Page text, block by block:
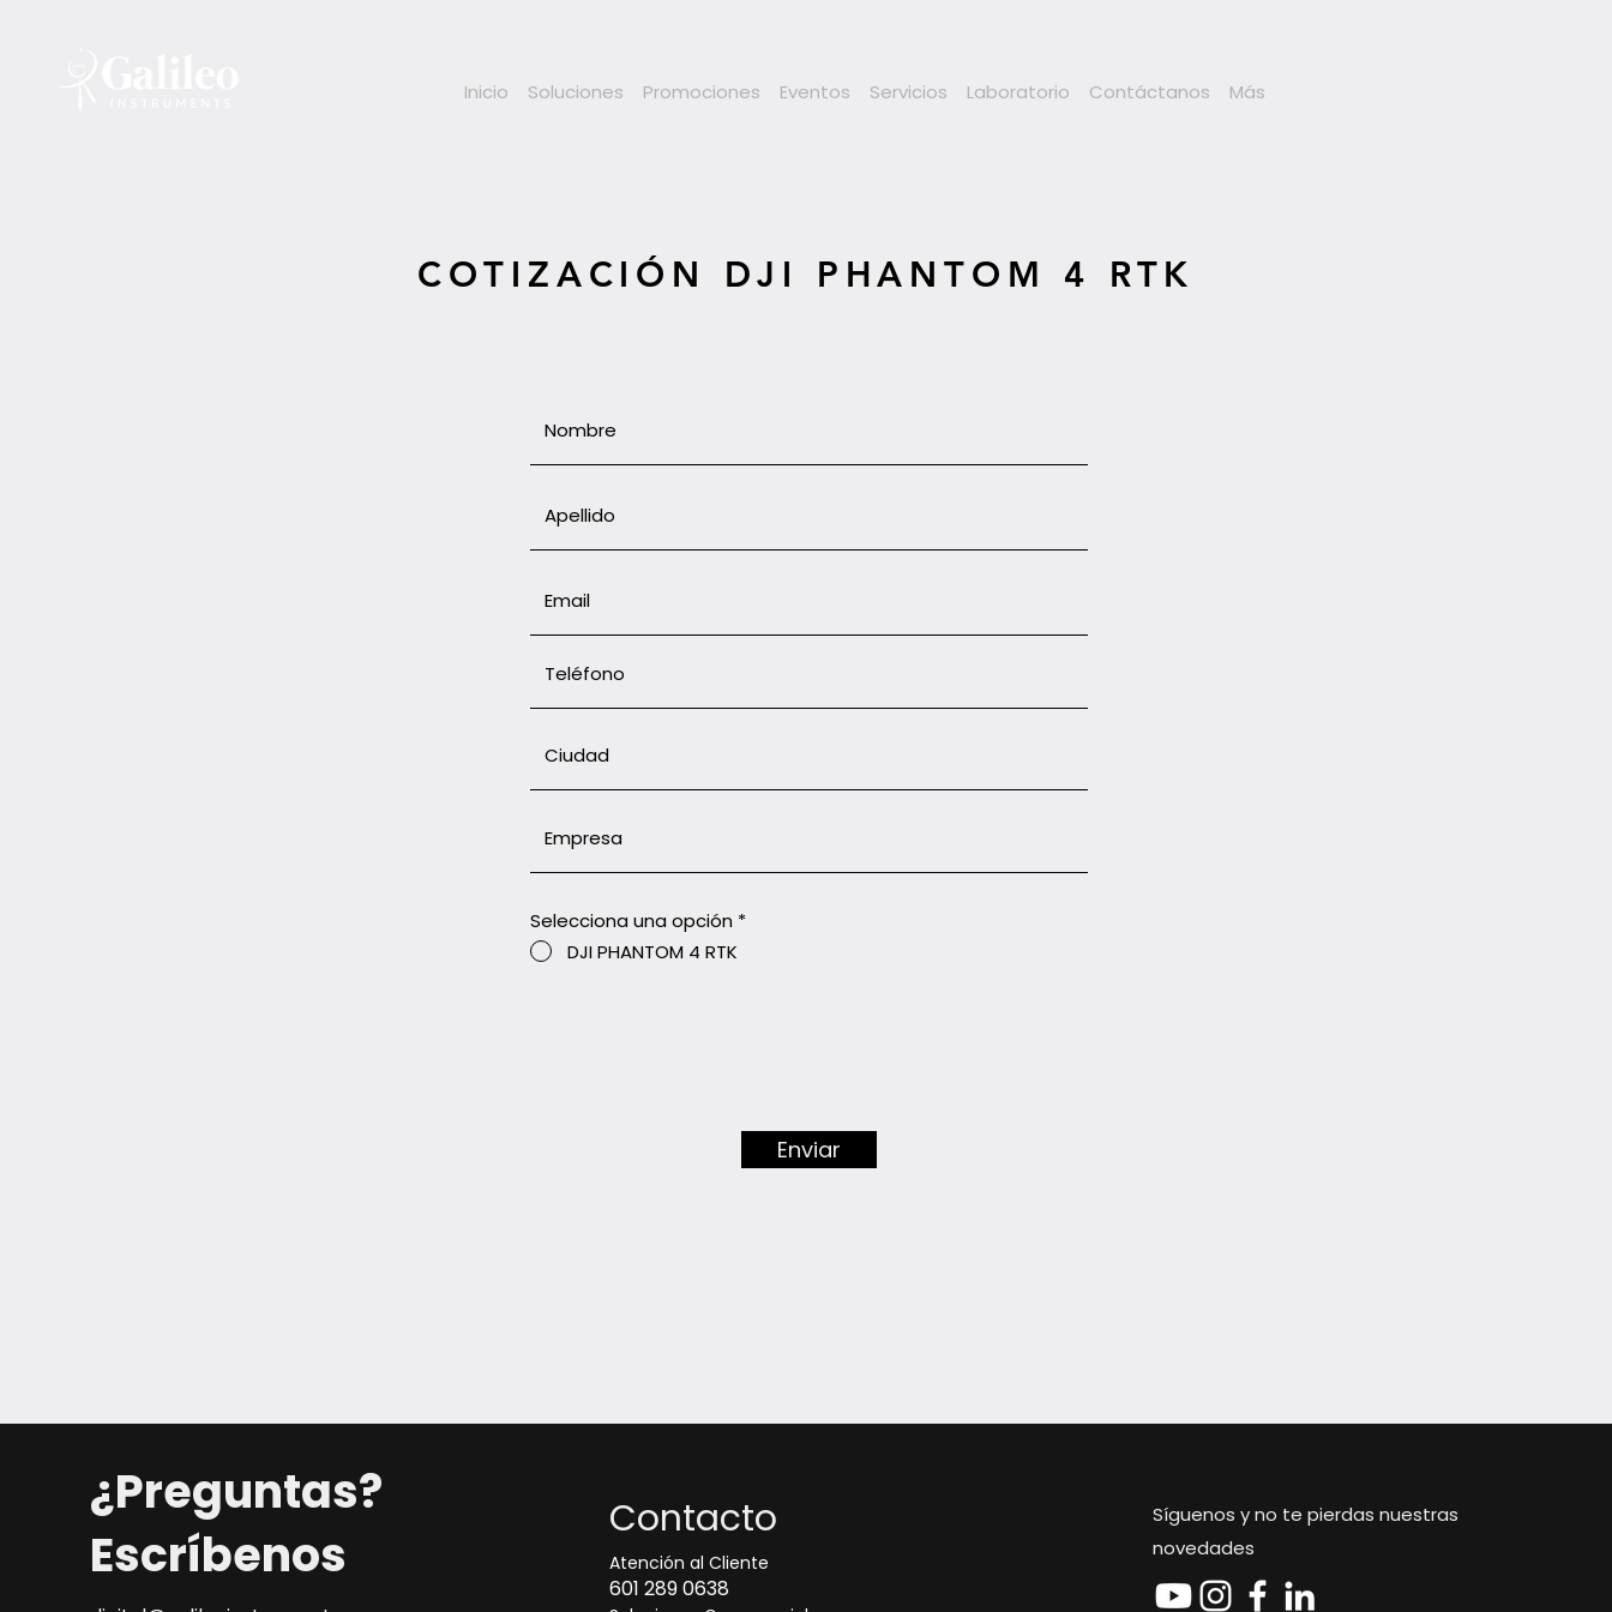
Inicio Soluciones Promociones Eventos Servicios Laboratorio Contáctanos Más
COTIZACIÓN DJI PHANTOM 4 RTK
Selecciona una opción *
DJI PHANTOM 4 RTK
Enviar
¿Preguntas?
Escríbenos
Contacto
Atención al Cliente
601 289 0638
Síguenos y no te pierdas nuestras
novedades